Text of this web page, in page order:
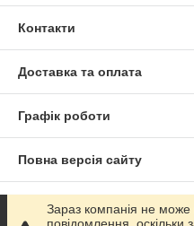
Контакти
Доставка та оплата
Графік роботи
Повна версія сайту
Сайт створено на
Зараз компанія не